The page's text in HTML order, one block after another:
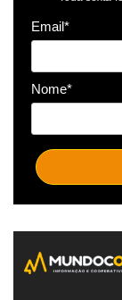
Email*
Nome*